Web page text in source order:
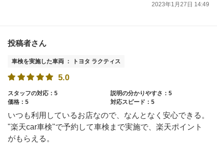
2023年1月27日 14:49
投稿者さん
車検を実施した車両 ： トヨタ ラクティス
5.0
スタッフの対応：5
説明の分かりやすさ：5
価格：5
対応スピード：5
いつも利用しているお店なので、なんとなく安心できる。
"楽天car車検"で予約して車検まで実施で、楽天ポイント
がもらえる。